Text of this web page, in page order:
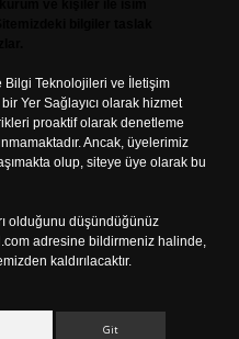
Bilgi Teknolojileri ve İletişim
Yer Sağlayıcı olarak hizmet
proaktif olarak denetleme
Ancak, üyelerimiz
olup, siteye üye olarak bu
olduğunu düşündüğünüz
adresine bildirmeniz halinde,
kaldırılacaktır.